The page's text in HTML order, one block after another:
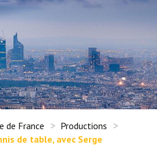
de France
Productions
de table, avec Serge